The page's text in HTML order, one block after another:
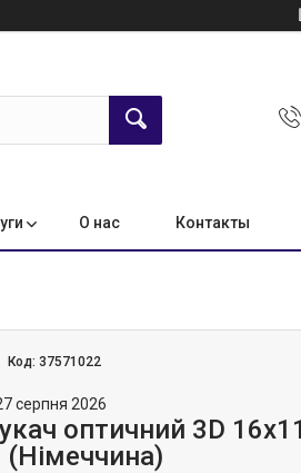
О нас Контакты
Код:37571022
серпня 2026
оптичний 3D
(Німеччина)